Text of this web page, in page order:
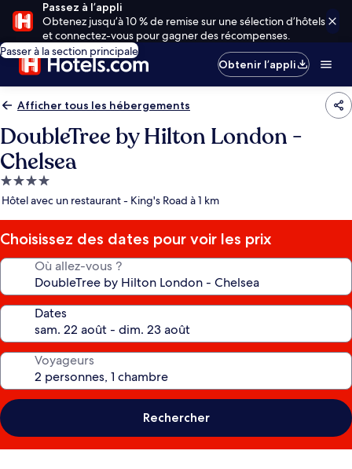
Passez à l’appli
Obtenez jusqu’à 10 % de remise sur une sélection d’hôtels
et connectez-vous pour gagner des récompenses.
Passer à la section principale
Obtenir l’appli
Afficher tous les hébergements
DoubleTree by Hilton London -
Chelsea
Hébergement
4.0 étoiles
Hôtel avec un restaurant - King's Road à 1 km
Choisissez des dates pour voir les prix
Où allez-vous ?
Dates
Voyageurs
Rechercher